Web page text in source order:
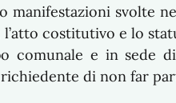
svolte
costitutivo e lo
comunale e in sede
di non far